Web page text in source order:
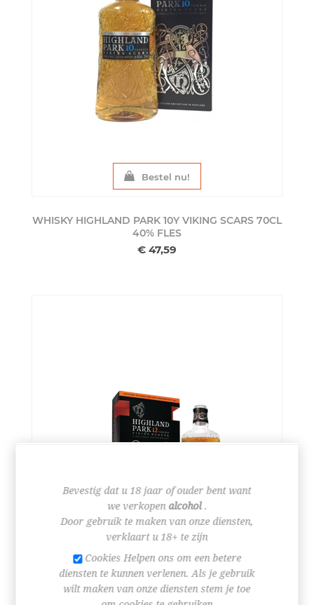
Bestel nu!
WHISKY HIGHLAND PARK 10Y VIKING SCARS 70CL
40% FLES
€ 47,59
Bestel nu!
Bevestig dat u 18 jaar of ouder bent want
we verkopen alcohol.
Door gebruik te maken van onze diensten,
verklaart u 18+ te zijn
Cookies Helpen ons om een betere
diensten te kunnen verlenen. Als je gebruik
wilt maken van onze diensten stem je toe